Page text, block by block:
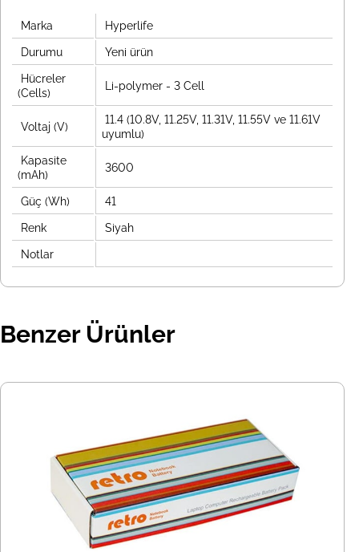
Marka Hyperlife
Durumu Yeni ürün
Hücreler
(Cells)
Li-polymer - 3 Cell
Voltaj (V)
11.4 (10.8V, 11.25V, 11.31V, 11.55V ve 11.61V
uyumlu)
Kapasite
(mAh)
3600
Güç (Wh) 41
Renk Siyah
Notlar
Benzer Ürünler